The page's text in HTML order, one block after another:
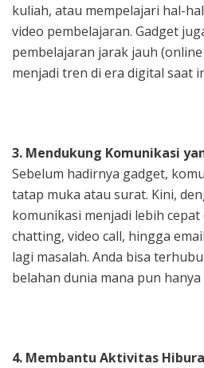
kuliah, atau mempelajari hal-
video pembelajaran. Gadget
pembelajaran jarak jauh
menjadi tren di era digital saat
3. Mendukung Komunikasi
Sebelum hadirnya gadget,
tatap muka atau surat. Kini,
komunikasi menjadi lebih
chatting, video call, hingga
lagi masalah. Anda bisa
belahan dunia mana pun
4. Membantu Aktivitas